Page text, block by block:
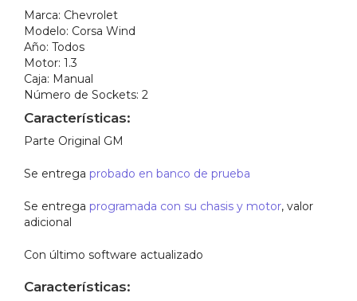
Marca: Chevrolet
Modelo: Corsa Wind
Año: Todos
Motor: 1.3
Caja: Manual
Número de Sockets: 2
Características:
Parte Original GM
Se entrega probado en banco de prueba
Se entrega programada con su chasis y motor, valor
adicional
Con último software actualizado
Características: